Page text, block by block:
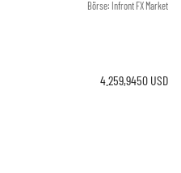
Börse: Infront FX Market
4.259,9450 USD